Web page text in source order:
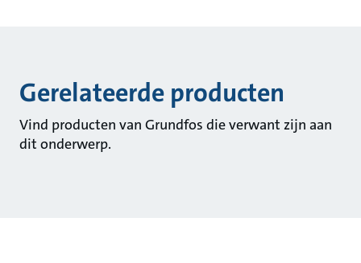
Gerelateerde producten
Vind producten van Grundfos die verwant zijn aan
dit onderwerp.